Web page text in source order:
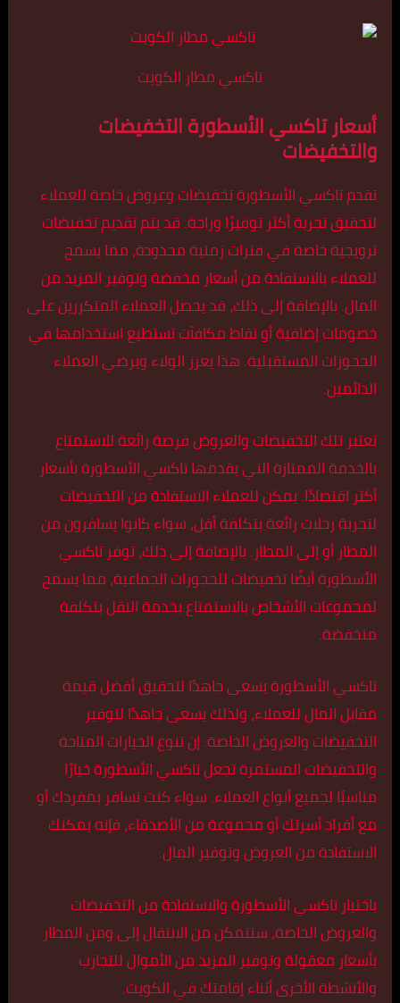
تاكسي مطار الكويت
أسعار تاكسي الأسطورة التخفيضات
والتخفيضات
تقدم تاكسي الأسطورة تخفيضات وعروض خاصة للعملاء
لتحقيق تجربة أكثر توفيرًا وراحة. قد يتم تقديم تخفيضات
ترويجية خاصة في فترات زمنية محدودة، مما يسمح
للعملاء بالاستفادة من أسعار مخفضة وتوفير المزيد من
المال. بالإضافة إلى ذلك، قد يحصل العملاء المتكررين على
خصومات إضافية أو نقاط مكافآت تستطيع استخدامها في
الحجوزات المستقبلية. هذا يعزز الولاء ويرضي العملاء
الدائمين.
تعتبر تلك التخفيضات والعروض فرصة رائعة للاستمتاع
بالخدمة الممتازة التي يقدمها تاكسي الأسطورة بأسعار
أكثر اقتصادًا. يمكن للعملاء الاستفادة من التخفيضات
لتجربة رحلات رائعة بتكلفة أقل، سواء كانوا يسافرون من
المطار أو إلى المطار. بالإضافة إلى ذلك، توفر تاكسي
الأسطورة أيضًا تخفيضات للحجوزات الجماعية، مما يسمح
لمجموعات الأشخاص بالاستمتاع بخدمة النقل بتكلفة
منخفضة.
تاكسي الأسطورة يسعى جاهدًا لتحقيق أفضل قيمة
مقابل المال للعملاء، ولذلك يسعى جاهدًا لتوفير
التخفيضات والعروض الخاصة. إن تنوع الخيارات المتاحة
والتخفيضات المستمرة تجعل تاكسي الأسطورة خيارًا
مناسبًا لجميع أنواع العملاء. سواء كنت تسافر بمفردك أو
مع أفراد أسرتك أو مجموعة من الأصدقاء، فإنه يمكنك
الاستفادة من العروض وتوفير المال.
باختيار تاكسي الأسطورة والاستفادة من التخفيضات
والعروض الخاصة، ستتمكن من الانتقال إلى ومن المطار
بأسعار معقولة وتوفير المزيد من الأموال للتجارب
والأنشطة الأخرى أثناء إقامتك في الكويت.